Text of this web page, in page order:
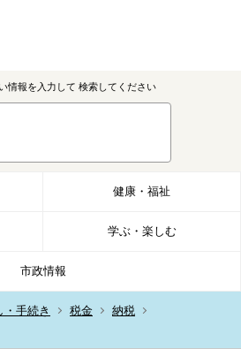
情報を入力して 検索してください
健康・福祉
学ぶ・楽しむ
市政情報
・手続き 税金
納税